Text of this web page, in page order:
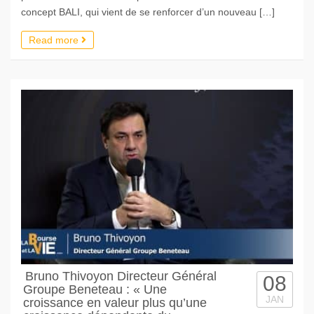
concept BALI, qui vient de se renforcer d’un nouveau […]
Read more
Bruno Thivoyon Directeur Général
Groupe Beneteau : « Une
croissance en valeur plus qu’une
08
JAN